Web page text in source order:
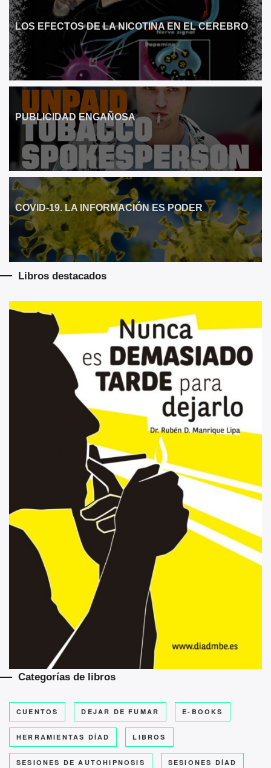
i
v
e
:
LOS EFECTOS DE LA NICOTINA EN EL CEREBRO
PUBLICIDAD ENGAÑOSA
COVID-19. LA INFORMACIÓN ES PODER
Libros destacados
Categorías de libros
CUENTOS DEJAR DE FUMAR E-BOOKS
HERRAMIENTAS DÍAD LIBROS
SESIONES DE AUTOHIPNOSIS SESIONES DÍAD